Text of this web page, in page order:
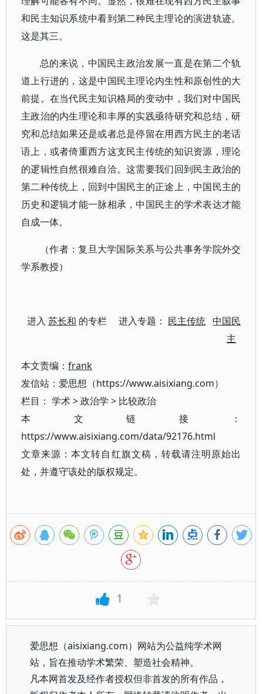
和民主知识系统中看到第二种民主理论的演进轨迹。
这是其三。
总的来说，中国民主政治发展一直是在第二个轨
道上行进的，这是中国民主理论内生性和原创性的大
前提。在当代民主知识格局的变动中，我们对中国民
主政治的内生理论和丰厚的实践亟待研究和总结，研
究和总结如果还是或者总是停留在用西方民主的老话
语上，或者倚重西方这支民主传统的知识资源，理论
的逻辑性自然很难自洽。这需要我们回到民主政治的
第二种传统上，回到中国民主的正途上，中国民主的
历史和逻辑才能一脉相承，中国民主的学术表达才能
自成一体。
（作者：复旦大学国际关系与公共事务学院外交
学系教授）
进入苏长和 的专栏 进入专题： 民主传统 中国民
主
本文责编： frank
发信站：爱思想（https://www.aisixiang.com）
栏目： 学术>政治学 > 比较政治
本文链接：
https://www.aisixiang.com/data/92176.html
文章来源：本文转自红旗文稿，转载请注明原始出
处，并遵守该处的版权规定。
1
爱思想（aisixiang.com）网站为公益纯学术网
站，旨在推动学术繁荣、塑造社会精神。
凡本网首发及经作者授权但非首发的所有作品，